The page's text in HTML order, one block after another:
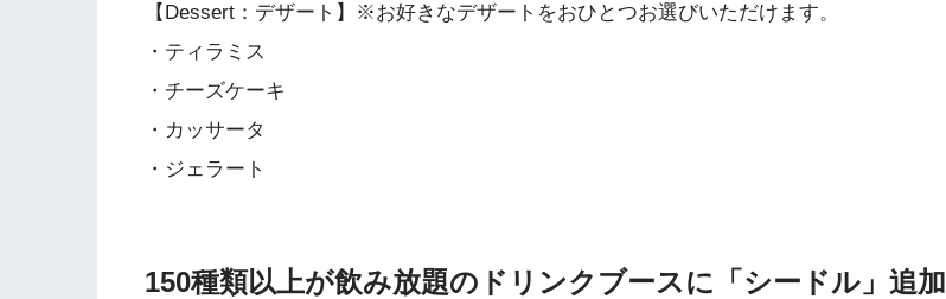
【Dessert：デザート】※お好きなデザートをおひとつお選びいただけます。
・ティラミス
・チーズケーキ
・カッサータ
・ジェラート
150種類以上が飲み放題のドリンクブースに「シードル」追加